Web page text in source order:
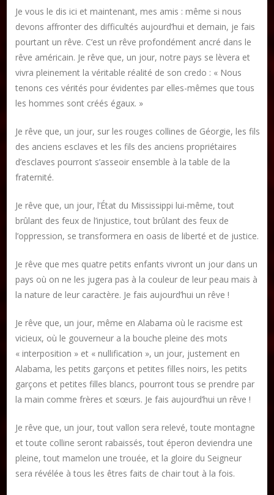
Je vous le dis ici et maintenant, mes amis : même si nous
devons affronter des difficultés aujourd’hui et demain, je fais
pourtant un rêve. C’est un rêve profondément ancré dans le
rêve américain. Je rêve que, un jour, notre pays se lèvera et
vivra pleinement la véritable réalité de son credo : « Nous
tenons ces vérités pour évidentes par elles-mêmes que tous
les hommes sont créés égaux. »
Je rêve que, un jour, sur les rouges collines de Géorgie, les fils
des anciens esclaves et les fils des anciens propriétaires
d’esclaves pourront s’asseoir ensemble à la table de la
fraternité.
Je rêve que, un jour, l’État du Mississippi lui-même, tout
brûlant des feux de l’injustice, tout brûlant des feux de
l’oppression, se transformera en oasis de liberté et de justice.
Je rêve que mes quatre petits enfants vivront un jour dans un
pays où on ne les jugera pas à la couleur de leur peau mais à
la nature de leur caractère. Je fais aujourd’hui un rêve !
Je rêve que, un jour, même en Alabama où le racisme est
vicieux, où le gouverneur a la bouche pleine des mots
« interposition » et « nullification », un jour, justement en
Alabama, les petits garçons et petites filles noirs, les petits
garçons et petites filles blancs, pourront tous se prendre par
la main comme frères et sœurs. Je fais aujourd’hui un rêve !
Je rêve que, un jour, tout vallon sera relevé, toute montagne
et toute colline seront rabaissés, tout éperon deviendra une
pleine, tout mamelon une trouée, et la gloire du Seigneur
sera révélée à tous les êtres faits de chair tout à la fois.